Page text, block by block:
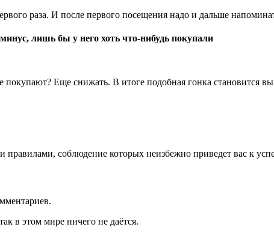
раза. И после первого посещения надо и дальше
лишь бы у него хоть что-нибудь покупали
покупают? Еще снижать. В итоге подобная гонка становится
соблюдение которых неизбежно приведет вас к
в этом мире ничего не даётся.